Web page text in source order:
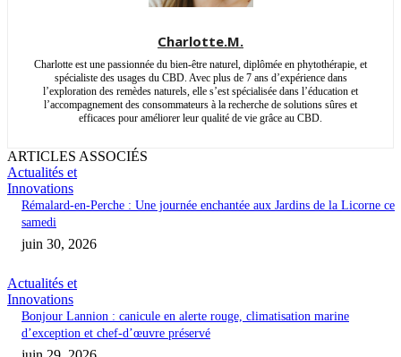
Charlotte.M.
Charlotte est une passionnée du bien-être naturel, diplômée en phytothérapie, et
spécialiste des usages du CBD. Avec plus de 7 ans d’expérience dans
l’exploration des remèdes naturels, elle s’est spécialisée dans l’éducation et
l’accompagnement des consommateurs à la recherche de solutions sûres et
efficaces pour améliorer leur qualité de vie grâce au CBD.
ARTICLES ASSOCIÉS
Actualités et
Innovations
Rémalard-en-Perche : Une journée enchantée aux Jardins de la Licorne ce
samedi
juin 30, 2026
Actualités et
Innovations
Bonjour Lannion : canicule en alerte rouge, climatisation marine
d’exception et chef-d’œuvre préservé